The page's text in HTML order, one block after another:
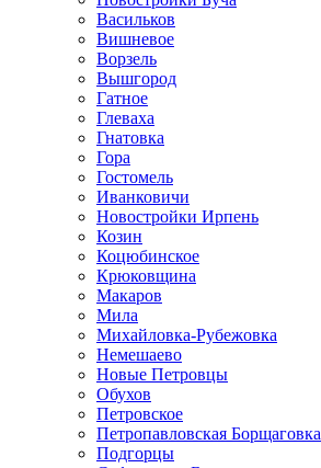
Васильков
Вишневое
Ворзель
Вышгород
Гатное
Глеваха
Гнатовка
Гора
Гостомель
Иванковичи
Новостройки Ирпень
Козин
Коцюбинское
Крюковщина
Макаров
Мила
Михайловка-Рубежовка
Немешаево
Новые Петровцы
Обухов
Петровское
Петропавловская Борщаговка
Подгорцы